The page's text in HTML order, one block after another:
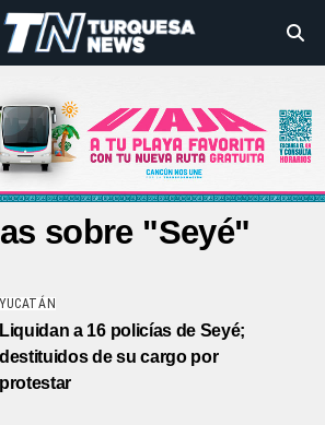
sobre "Seyé"
YUCATÁN
Liquidan a 16 policías de Seyé;
destituidos de su cargo por
protestar